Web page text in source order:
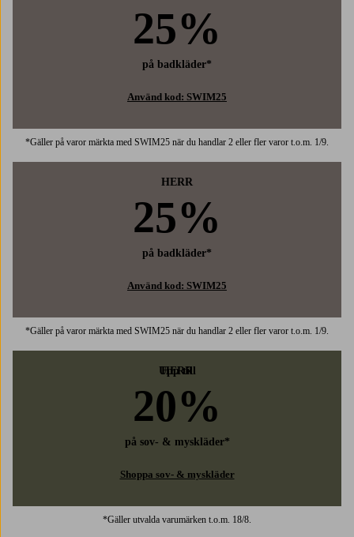
25%
på badkläder*
Använd kod: SWIM25
*Gäller på varor märkta med SWIM25 när du handlar 2 eller fler varor t.o.m. 1/9.
HERR
25%
på badkläder*
Använd kod: SWIM25
*Gäller på varor märkta med SWIM25 när du handlar 2 eller fler varor t.o.m. 1/9.
HERR
Upp till
20%
på sov- & myskläder*
Shoppa sov- & myskläder
*Gäller utvalda varumärken t.o.m. 18/8.